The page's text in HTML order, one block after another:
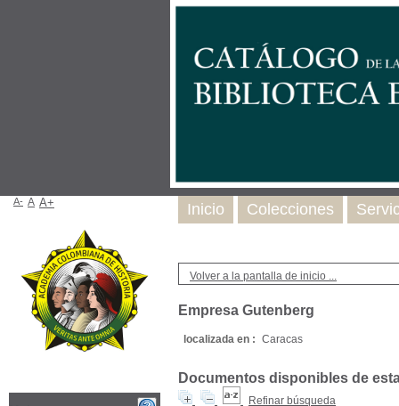
Volver a la pantalla de inicio ...
Empresa Gutenberg
localizada en : Caracas
Documentos disponibles de
Refinar búsqueda
Inicio Colecciones
A- A A+